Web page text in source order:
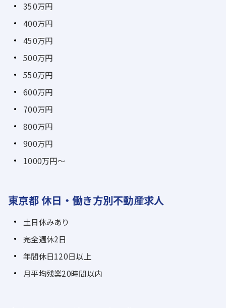
350万円
400万円
450万円
500万円
550万円
600万円
700万円
800万円
900万円
1000万円～
東京都 休日・働き方別不動産求人
土日休みあり
完全週休2日
年間休日120日以上
月平均残業20時間以内